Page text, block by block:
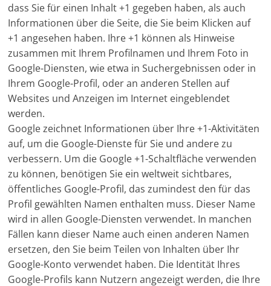
dass Sie für einen Inhalt +1 gegeben haben, als auch
Informationen über die Seite, die Sie beim Klicken auf
+1 angesehen haben. Ihre +1 können als Hinweise
zusammen mit Ihrem Profilnamen und Ihrem Foto in
Google-Diensten, wie etwa in Suchergebnissen oder in
Ihrem Google-Profil, oder an anderen Stellen auf
Websites und Anzeigen im Internet eingeblendet
werden.
Google zeichnet Informationen über Ihre +1-Aktivitäten
auf, um die Google-Dienste für Sie und andere zu
verbessern. Um die Google +1-Schaltfläche verwenden
zu können, benötigen Sie ein weltweit sichtbares,
öffentliches Google-Profil, das zumindest den für das
Profil gewählten Namen enthalten muss. Dieser Name
wird in allen Google-Diensten verwendet. In manchen
Fällen kann dieser Name auch einen anderen Namen
ersetzen, den Sie beim Teilen von Inhalten über Ihr
Google-Konto verwendet haben. Die Identität Ihres
Google-Profils kann Nutzern angezeigt werden, die Ihre